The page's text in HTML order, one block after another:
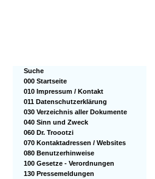
Suche
000 Startseite
010 Impressum / Kontakt
011 Datenschutzerklärung
030 Verzeichnis aller Dokumente
040 Sinn und Zweck
060 Dr. Troootzi
070 Kontaktadressen / Websites
080 Benutzerhinweise
100 Gesetze - Verordnungen
130 Pressemeldungen